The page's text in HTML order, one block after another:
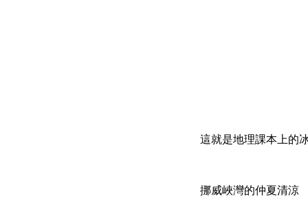
這就是地理課本上的
挪威峽灣的仲夏清涼